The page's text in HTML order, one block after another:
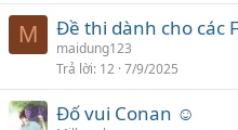
M Đề thi dành cho các
maidung123
Trả lời 12 7/9/2025
Đố vui Conan ☺